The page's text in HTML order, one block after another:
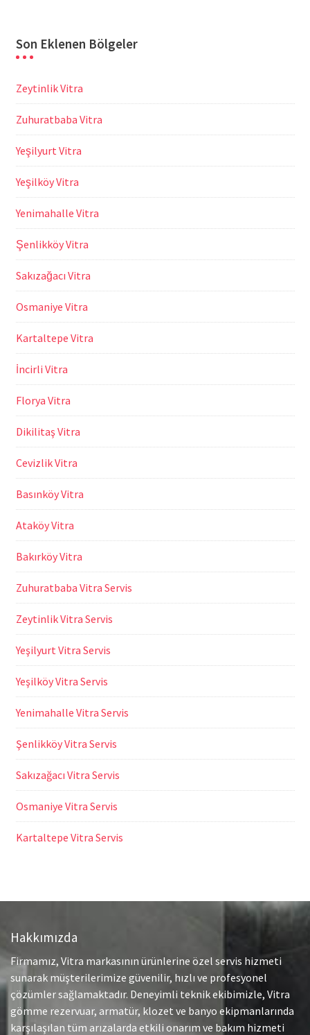
Son Eklenen Bölgeler
Zeytinlik Vitra
Zuhuratbaba Vitra
Yeşilyurt Vitra
Yeşilköy Vitra
Yenimahalle Vitra
Şenlikköy Vitra
Sakızağacı Vitra
Osmaniye Vitra
Kartaltepe Vitra
İncirli Vitra
Florya Vitra
Dikilitaş Vitra
Cevizlik Vitra
Basınköy Vitra
Ataköy Vitra
Bakırköy Vitra
Zuhuratbaba Vitra Servis
Zeytinlik Vitra Servis
Yeşilyurt Vitra Servis
Yeşilköy Vitra Servis
Yenimahalle Vitra Servis
Şenlikköy Vitra Servis
Sakızağacı Vitra Servis
Osmaniye Vitra Servis
Kartaltepe Vitra Servis
Hakkımızda
Firmamız, Vitra markasının ürünlerine özel servis hizmeti
sunarak müşterilerimize güvenilir, hızlı ve profesyonel
çözümler sağlamaktadır. Deneyimli teknik ekibimizle, Vitra
gömme rezervuar, armatür, klozet ve banyo ekipmanlarında
karşılaşılan tüm arızalarda etkili onarım ve bakım hizmeti